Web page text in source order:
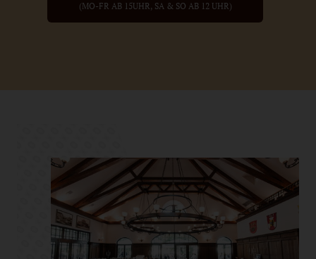
(MO-FR AB 15UHR, SA & SO AB 12 UHR)